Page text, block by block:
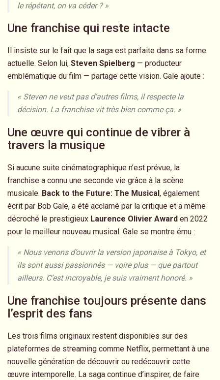
le répétant, on va céder ? »
Une franchise qui reste intacte
Il insiste sur le fait que la saga est parfaite dans sa forme
actuelle. Selon lui, Steven Spielberg — producteur
emblématique du film — partage cette vision. Gale ajoute :
« Steven ne veut pas d’autres films, il respecte la
décision. La franchise vit très bien comme ça. »
Une œuvre qui continue de vibrer à
travers la musique
Si aucune suite cinématographique n’est prévue, la
franchise a connu une seconde vie grâce à la scène
musicale. Back to the Future: The Musical , également
écrit par Bob Gale, a été acclamé par la critique et a même
décroché le prestigieux Laurence Olivier Award en 2022
pour le meilleur nouveau musical. Gale se montre ému :
« Nous venons d’ouvrir la version japonaise à Tokyo, et
ils sont aussi passionnés — voire plus — que partout
ailleurs. C’est incroyable, je suis vraiment honoré. »
Une franchise toujours présente dans
l’esprit des fans
Les trois films originaux restent disponibles sur des
plateformes de streaming comme Netflix, permettant à une
nouvelle génération de découvrir ou redécouvrir cette
œuvre intemporelle. La saga continue d’inspirer, de faire